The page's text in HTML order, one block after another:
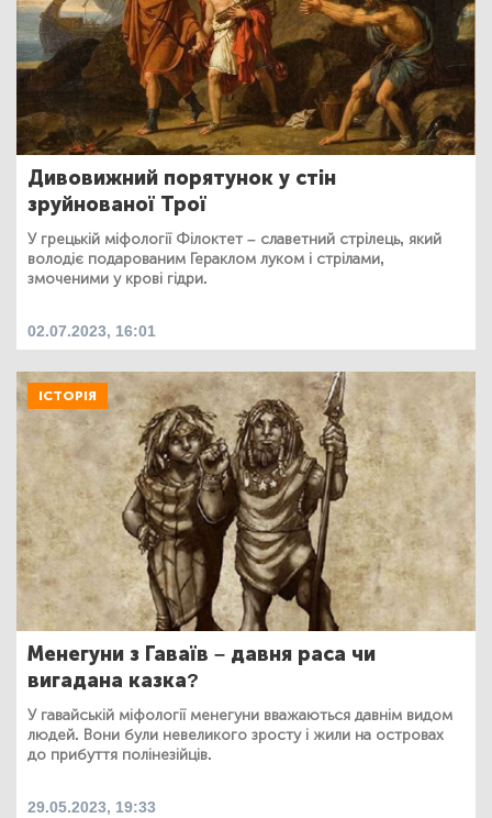
Дивовижний порятунок у стін
зруйнованої Трої
У грецькій міфології Філоктет – славетний стрілець, який
володіє подарованим Гераклом луком і стрілами,
змоченими у крові гідри.
02.07.2023, 16:01
ІСТОРІЯ
Менегуни з Гаваїв – давня раса чи
вигадана казка?
У гавайській міфології менегуни вважаються давнім видом
людей. Вони були невеликого зросту і жили на островах
до прибуття полінезійців.
29.05.2023, 19:33